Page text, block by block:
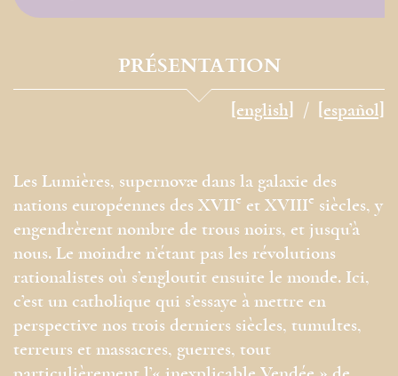
PRÉSENTATION
[english] [español]
Les Lumières, supernovæ dans la galaxie des
nations européennes des XVIIe et XVIIIe siècles, y
engendrèrent nombre de trous noirs, et jusqu’à
nous. Le moindre n’étant pas les révolutions
rationalistes où s’engloutit ensuite le monde. Ici,
c’est un catholique qui s’essaye à mettre en
perspective nos trois derniers siècles, tumultes,
terreurs et massacres, guerres, tout